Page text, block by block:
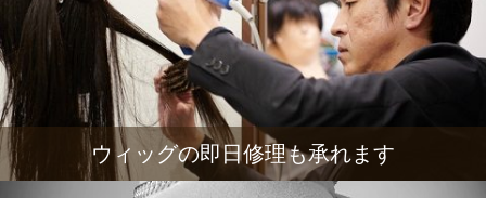
ウィッグの即日修理も承れます